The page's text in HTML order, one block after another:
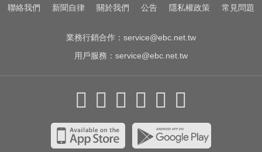
女星告別9年演藝圈！轉行當計程車
聯絡我們 新聞自律 關於我們 公告 隱私權政策 常見問題
業務行銷合作： service@ebc.net.tw
用戶服務： service@ebc.net.tw